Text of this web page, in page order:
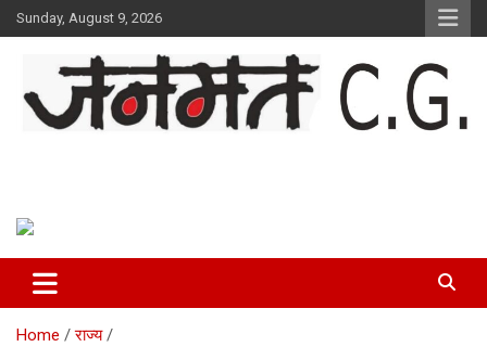
Skip
to
Sunday, August 9, 2026
Home
राज्य